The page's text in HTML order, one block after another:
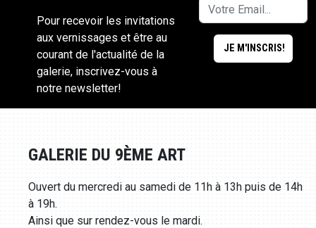
Pour recevoir les invitations
aux vernissages et être au
courant de l'actualité de la
galerie, inscrivez-vous à
notre newsletter!
GALERIE DU 9ÈME ART
Ouvert du mercredi au samedi de 11h à 13h puis de 14h
à 19h.
Ainsi que sur rendez-vous le mardi.